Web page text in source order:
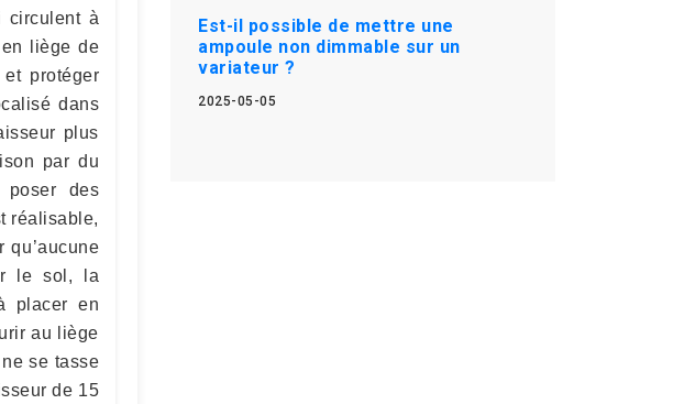
circulent à
en liège de
protéger
dans
plus
par du
poser des
réalisable,
qu’aucune
le sol, la
placer en
au liège
se tasse
de 15
Est-il possible de mettre une
ampoule non dimmable sur un
variateur ?
2025-05-05